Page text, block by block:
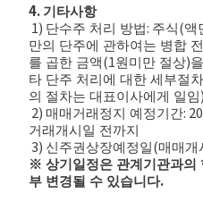
4. 기타사항
1) 단수주 처리 방법: 주식(액
만의 단주에 관하여는 병합
를 곱한 금액(1원미만 절상)
타 단주 처리에 대한 세부절차
의 절차는 대표이사에게 일임)
2) 매매거래정지 예정기간:
거래개시일 전까지
3) 신주권상장예정일(매매개
※ 상기일정은 관계기관과의
부 변경될 수 있습니다.